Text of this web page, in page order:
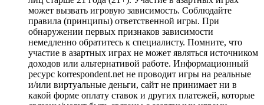
может вызвать игровую зависимость. Соблюдайте
правила (принципы) ответственной игры. При
обнаружении первых признаков зависимости
немедленно обратитесь к специалисту. Помните, что
участие в азартных играх не может являться источником
доходов или альтернативой работе. Информационный
ресурс korrespondent.net не проводит игры на реальные
и/или виртуальные деньги, сайт не принимает ни в
какой форме оплату ставок и других платежей, которые